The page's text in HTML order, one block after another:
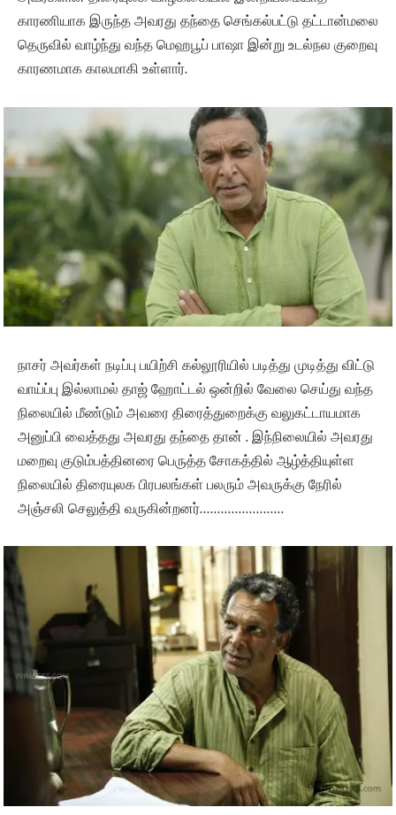
காரணியாக இருந்த அவரது தந்தை செங்கல்பட்டு தட்டான்மலை
தெருவில் வாழ்ந்து வந்த மெஹபூப் பாஷா இன்று உடல்நல குறைவு
காரணமாக காலமாகி உள்ளார்.
நாசர் அவர்கள் நடிப்பு பயிற்சி கல்லூரியில் படித்து முடித்து விட்டு
வாய்ப்பு இல்லாமல் தாஜ் ஹோட்டல் ஒன்றில் வேலை செய்து வந்த
நிலையில் மீண்டும் அவரை திரைத்துறைக்கு வலுகட்டாயமாக
அனுப்பி வைத்தது அவரது தந்தை தான் . இந்நிலையில் அவரது
மறைவு குடும்பத்தினரை பெருத்த சோகத்தில் ஆழ்த்தியுள்ள
நிலையில் திரையுலக பிரபலங்கள் பலரும் அவருக்கு நேரில்
அஞ்சலி செலுத்தி வருகின்றனர்……………………